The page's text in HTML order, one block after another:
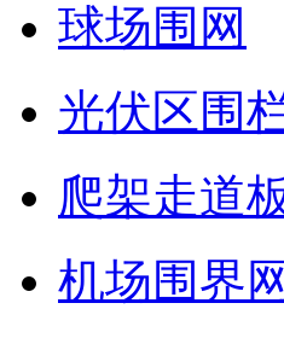
球场围网
光伏区围
爬架走道
机场围界网